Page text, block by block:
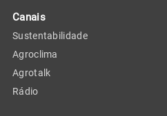
Canais
Sustentabilidade
Agroclima
Agrotalk
Rádio